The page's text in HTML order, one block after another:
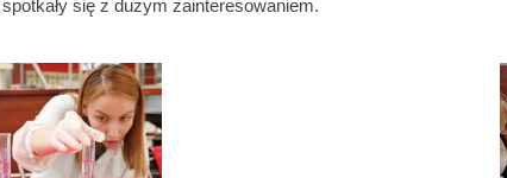
się z dużym zainteresowaniem.